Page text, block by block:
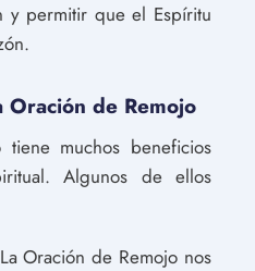
y permitir que el Espíritu
de Remojo
muchos beneficios
Algunos de ellos
Oración de Remojo nos